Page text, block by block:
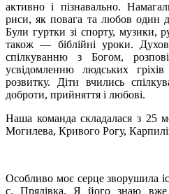
активно і пізнавально.
риси, як повага та любов один
Були гуртки зі спорту, музики,
також — біблійні уроки.
спілкуванню з Богом,
усвідомленню людських
розвитку. Діти вчились
доброти, прийняття і любові.
Наша команда складалася з 25
Могилева, Кривого Рогу,
Особливо моє серце зворушила
с. Прядівка. Я його знаю